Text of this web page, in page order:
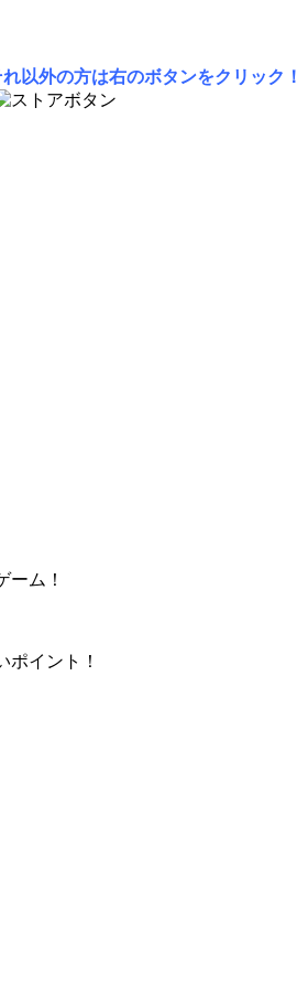
以外の方は右のボタンをクリック！
ーム！
ポイント！